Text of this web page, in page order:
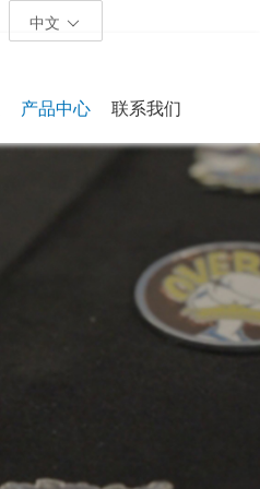
中文
产品中心 联系我们